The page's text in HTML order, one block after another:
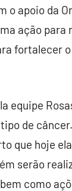
apoio da
ação
fortalecer
de
que hoje
serão
como